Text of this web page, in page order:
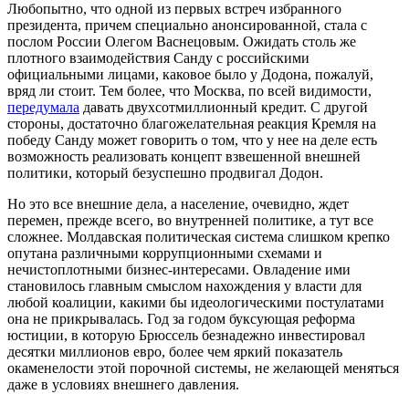
Любопытно, что одной из первых встреч избранного
президента, причем специально анонсированной, стала с
послом России Олегом Васнецовым. Ожидать столь же
плотного взаимодействия Санду с российскими
официальными лицами, каковое было у Додона, пожалуй,
вряд ли стоит. Тем более, что Москва, по всей видимости,
передумала давать двухсотмиллионный кредит. С другой
стороны, достаточно благожелательная реакция Кремля на
победу Санду может говорить о том, что у нее на деле есть
возможность реализовать концепт взвешенной внешней
политики, который безуспешно продвигал Додон.
Но это все внешние дела, а население, очевидно, ждет
перемен, прежде всего, во внутренней политике, а тут все
сложнее. Молдавская политическая система слишком крепко
опутана различными коррупционными схемами и
нечистоплотными бизнес-интересами. Овладение ими
становилось главным смыслом нахождения у власти для
любой коалиции, какими бы идеологическими постулатами
она не прикрывалась. Год за годом буксующая реформа
юстиции, в которую Брюссель безнадежно инвестировал
десятки миллионов евро, более чем яркий показатель
окаменелости этой порочной системы, не желающей меняться
даже в условиях внешнего давления.